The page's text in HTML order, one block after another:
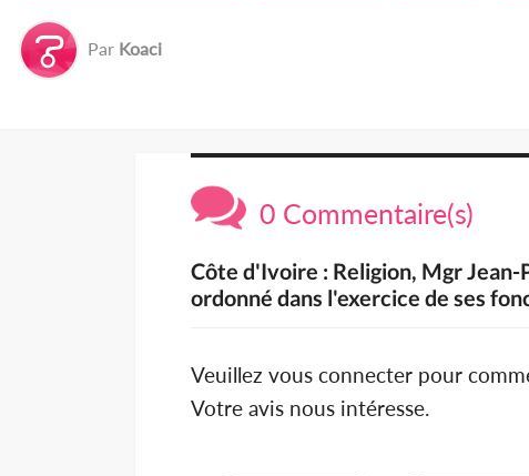
Par Koaci
0 Commentaire(s)
Côte d'Ivoire : Religion, Mgr
ordonné dans l'exercice de ses
Veuillez vous connecter pour
Votre avis nous intéresse.